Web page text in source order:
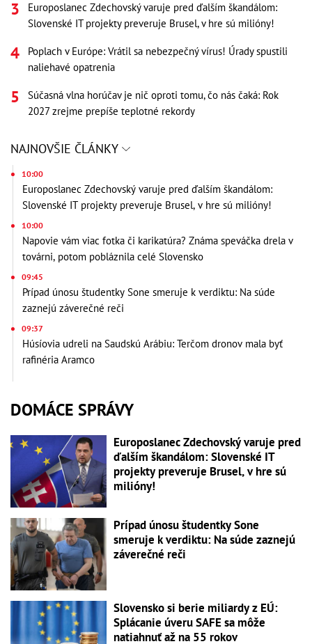
Europoslanec Zdechovský varuje pred ďalším škandálom:
Slovenské IT projekty preveruje Brusel, v hre sú milióny!
Poplach v Európe: Vrátil sa nebezpečný vírus! Úrady spustili
naliehavé opatrenia
Súčasná vlna horúčav je nič oproti tomu, čo nás čaká: Rok
2027 zrejme prepíše teplotné rekordy
NAJNOVŠIE ČLÁNKY
10:00
Europoslanec Zdechovský varuje pred ďalším škandálom:
Slovenské IT projekty preveruje Brusel, v hre sú milióny!
10:00
Napovie vám viac fotka či karikatúra? Známa speváčka drela v
továrni, potom pobláznila celé Slovensko
09:45
Prípad únosu študentky Sone smeruje k verdiktu: Na súde
zaznejú záverečné reči
09:37
Húsíovia udreli na Saudskú Arábiu: Terčom dronov mala byť
rafinéria Aramco
DOMÁCE SPRÁVY
Europoslanec Zdechovský varuje pred
ďalším škandálom: Slovenské IT
projekty preveruje Brusel, v hre sú
milióny!
Prípad únosu študentky Sone
smeruje k verdiktu: Na súde zaznejú
záverečné reči
Slovensko si berie miliardy z EÚ:
Splácanie úveru SAFE sa môže
natiahnuť až na 55 rokov